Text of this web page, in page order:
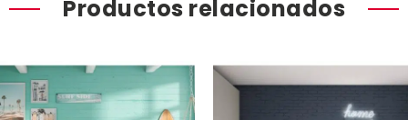
Productos relacionados